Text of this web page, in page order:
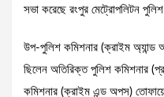
সভা করেছে রংপুর মেট্রোপলিটন
উপ-পুলিশ কমিশনার (ক্রাইম অ্যান্ড
ছিলেন অতিরিক্ত পুলিশ কমিশনার
কমিশনার (ক্রাইম এন্ড অপস)